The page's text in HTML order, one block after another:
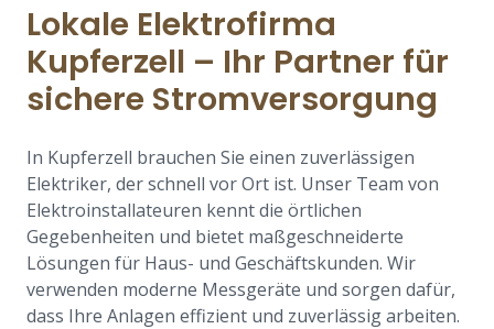
Lokale Elektrofirma
Kupferzell – Ihr Partner für
sichere Stromversorgung
In Kupferzell brauchen Sie einen zuverlässigen
Elektriker, der schnell vor Ort ist. Unser Team von
Elektroinstallateuren kennt die örtlichen
Gegebenheiten und bietet maßgeschneiderte
Lösungen für Haus- und Geschäftskunden. Wir
verwenden moderne Messgeräte und sorgen dafür,
dass Ihre Anlagen effizient und zuverlässig arbeiten.